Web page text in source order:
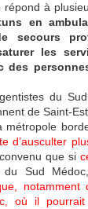
à
en
secours
les
des
du
de Saint-
métropole
d’ausculter
que si
du Sud
notamment
où il